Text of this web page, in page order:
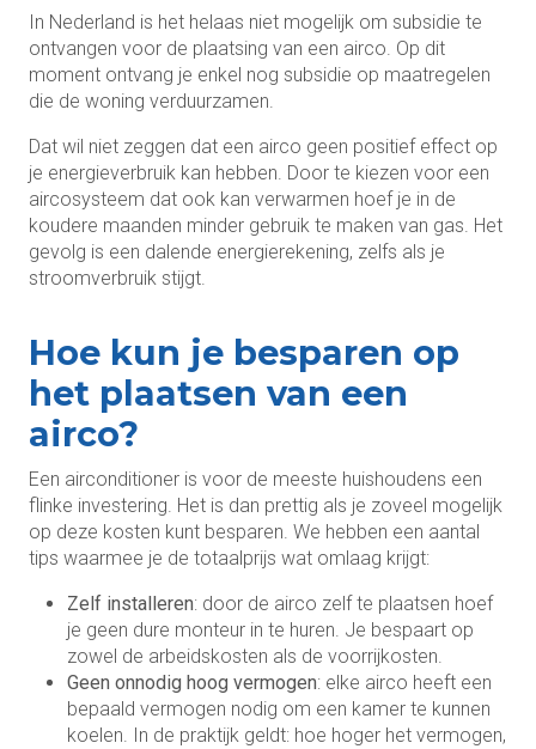
In Nederland is het helaas niet mogelijk om subsidie te
ontvangen voor de plaatsing van een airco. Op dit
moment ontvang je enkel nog subsidie op maatregelen
die de woning verduurzamen.
Dat wil niet zeggen dat een airco geen positief effect op
je energieverbruik kan hebben. Door te kiezen voor een
aircosysteem dat ook kan verwarmen hoef je in de
koudere maanden minder gebruik te maken van gas. Het
gevolg is een dalende energierekening, zelfs als je
stroomverbruik stijgt.
Hoe kun je besparen op
het plaatsen van een
airco?
Een airconditioner is voor de meeste huishoudens een
flinke investering. Het is dan prettig als je zoveel mogelijk
op deze kosten kunt besparen. We hebben een aantal
tips waarmee je de totaalprijs wat omlaag krijgt:
Zelf installeren: door de airco zelf te plaatsen hoef
je geen dure monteur in te huren. Je bespaart op
zowel de arbeidskosten als de voorrijkosten.
Geen onnodig hoog vermogen: elke airco heeft een
bepaald vermogen nodig om een kamer te kunnen
koelen. In de praktijk geldt: hoe hoger het vermogen,